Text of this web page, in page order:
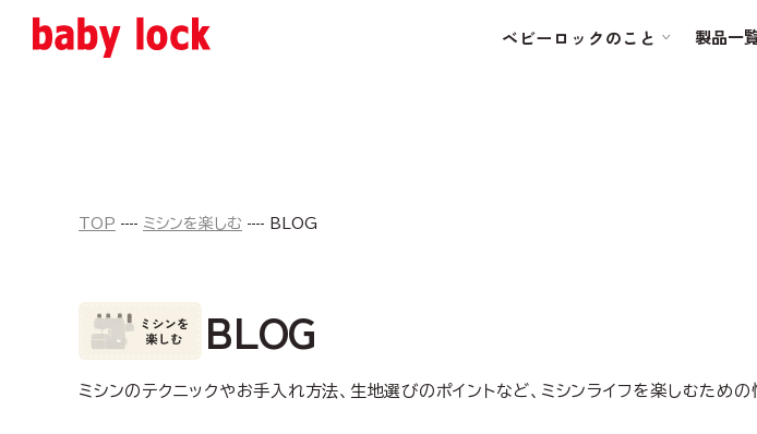
ベビーロックのこと 製品一
TOP ミシンを楽しむ BLOG
BLOG
ミシンのテクニックやお手入れ方法、生地選びのポイントなど、ミシンライフを楽しむための